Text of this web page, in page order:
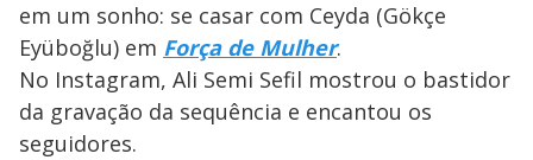
em um sonho: se casar com Ceyda (Gökçe
Eyüboğlu) em Força de Mulher.
No Instagram, Ali Semi Sefil mostrou o bastidor
da gravação da sequência e encantou os
seguidores.